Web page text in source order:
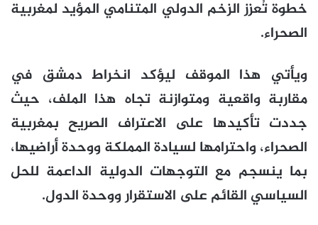
خطوة تُعزز الزخم الدولي المتنامي المؤيد لمغربية
الصحراء.
ويأتي هذا الموقف ليؤكد انخراط دمشق في
مقاربة واقعية ومتوازنة تجاه هذا الملف، حيث
جددت تأكيدها على الاعتراف الصريح بمغربية
الصحراء، واحترامها لسيادة المملكة ووحدة أراضيها،
بما ينسجم مع التوجهات الدولية الداعمة للحل
السياسي القائم على الاستقرار ووحدة الدول.